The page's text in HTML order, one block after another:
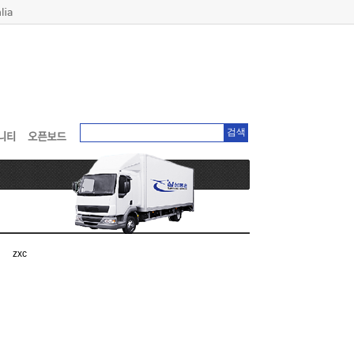
검색
zxc